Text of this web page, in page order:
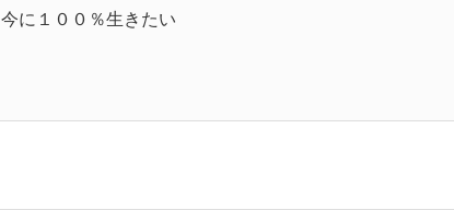
今に１００％生きたい